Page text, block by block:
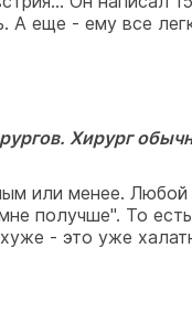
еще - ему все
Хирург
или менее.
получше". То
- это уже